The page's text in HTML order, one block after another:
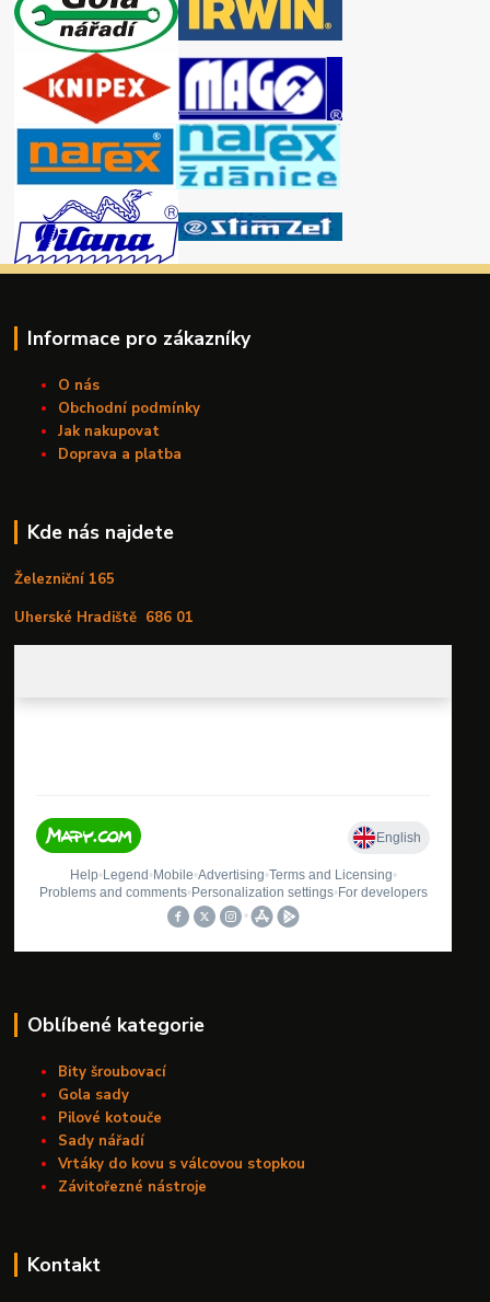
Informace pro zákazníky
O nás
Obchodní podmínky
Jak nakupovat
Doprava a platba
Kde nás najdete
Železniční 165
Uherské Hradiště 686 01
Oblíbené kategorie
Bity šroubovací
Gola sady
Pilové kotouče
Sady nářadí
Vrtáky do kovu s válcovou stopkou
Závitořezné nástroje
Kontakt